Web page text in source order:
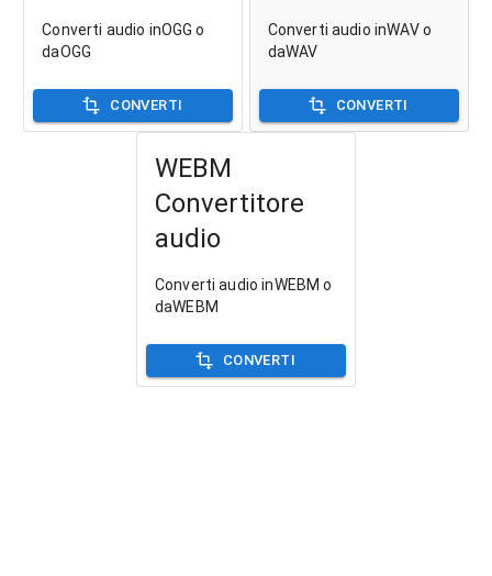
Converti audio inOGG o
daOGG
CONVERTI
Converti audio inWAV o
daWAV
CONVERTI
WEBM
Convertitore
audio
Converti audio inWEBM o
daWEBM
CONVERTI